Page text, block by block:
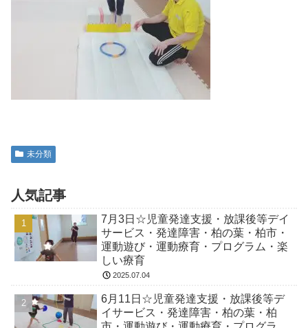
未分類
人気記事
7月3日☆児童発達支援・放課後等デイ
サービス・発達障害・柏の葉・柏市・
運動遊び・運動療育・プログラム・楽
しい療育
2025.07.04
6月11日☆児童発達支援・放課後等デ
イサービス・発達障害・柏の葉・柏